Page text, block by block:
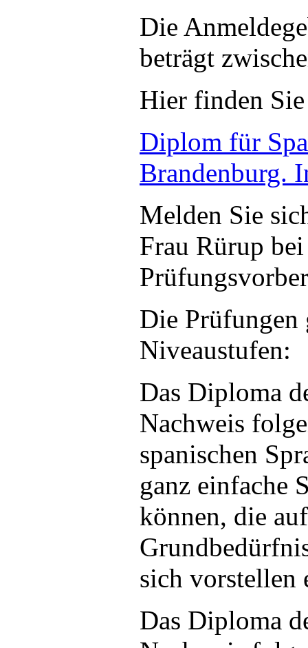
Die
beträgt
Hier finden
Diplom für
Brandenburg.
Melden Sie
Frau Rürup
Die Prüfungen
Niveaustufen:
Das Diploma
Nachweis
spanischen
ganz einfache
können, die
sich vorstellen
Das Diploma